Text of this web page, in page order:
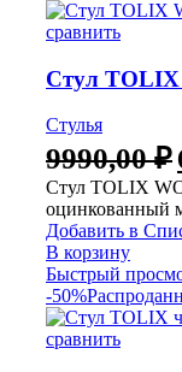
сравнить
Стул
Стулья
9990,00₽
Стул TOLIX
оцинкованный
Добавить в
В корзину
Быстрый
-50%
сравнить